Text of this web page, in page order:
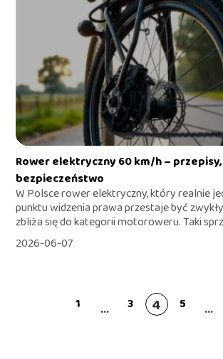
Rower elektryczny 60 km/h –
bezpieczeństwo
W Polsce rower elektryczny, który realnie
punktu widzenia prawa przestaje być
zbliża się do kategorii motoroweru. Taki
2026-06-07
1 ... 3 4 5 ...